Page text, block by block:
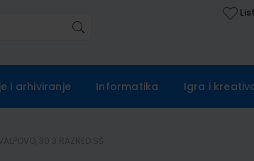
i arhiviranje Informatika Igra i